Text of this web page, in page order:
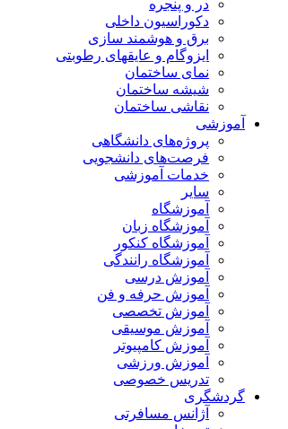
در و پنجره
دکوراسیون داخلی
برق و هوشمند سازی
ایزوگام و عایقهای رطوبتی
نمای ساختمان
شیشه ساختمان
نقاشی ساختمان
آموزشی
پروژه‌های دانشگاهی
فرصت‌های دانشجویی
خدمات آموزشی
سایر
آموزشگاه
آموزشگاه زبان
آموزشگاه کنکور
آموزشگاه رانندگی
آموزش درسی
آموزش حرفه و فن
آموزش تخصصی
آموزش موسیقی
آموزش کامپیوتر
آموزش ورزشی
تدریس خصوصی
گردشگری
آژانس مسافرتی